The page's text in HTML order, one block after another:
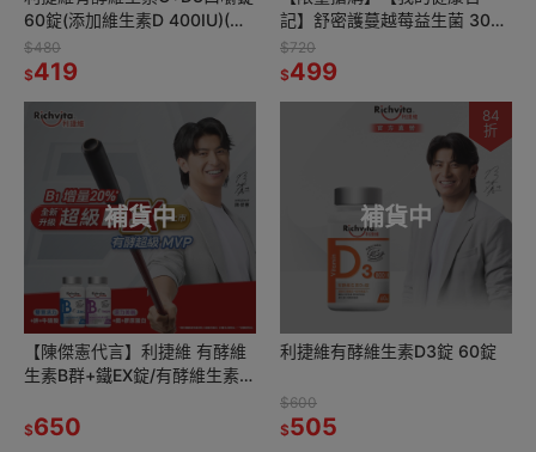
60錠(添加維生素D 400IU)(維
他命C )
$480
$419
記】舒密護蔓越莓益生菌 30入
(效期：2026/04/01)
$720
$499
補貨中
【陳傑憲代言】利捷維 有酵維
生素B群+鐵EX錠/有酵維生素B
$650
補貨中
84
折
利捷維有酵維生素D3錠 60錠
$600
$505